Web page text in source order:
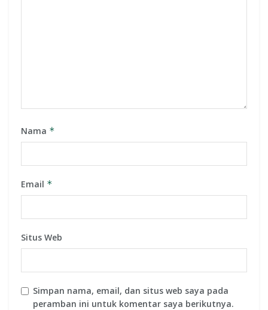
Nama *
Email *
Situs Web
Simpan nama, email, dan situs web saya pada
peramban ini untuk komentar saya berikutnya.